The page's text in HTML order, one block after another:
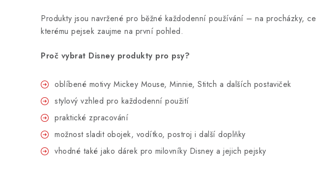
Produkty jsou navržené pro běžné každodenní používání – na procházky,
kterému pejsek zaujme na první pohled.
Proč vybrat Disney produkty pro psy?
oblíbené motivy Mickey Mouse, Minnie, Stitch a dalších postaviček
stylový vzhled pro každodenní použití
praktické zpracování
možnost sladit obojek, vodítko, postroj i další doplňky
vhodné také jako dárek pro milovníky Disney a jejich pejsky